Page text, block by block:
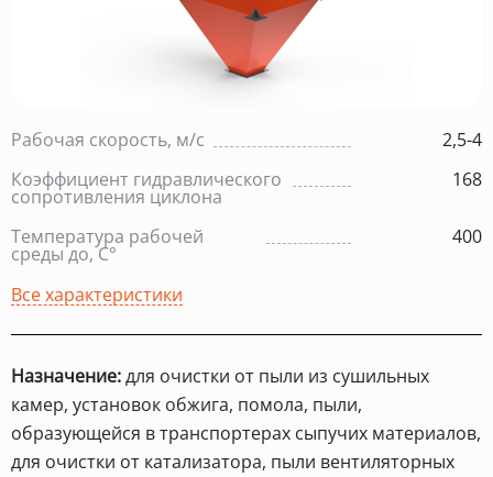
Рабочая скорость, м/с
2,5-4
Коэффициент гидравлического
сопротивления циклона
168
Температура рабочей
среды до, С°
400
Все характеристики
Назначение:для очистки от пыли из сушильных
камер, установок обжига, помола, пыли,
образующейся в транспортерах сыпучих материалов,
для очистки от катализатора, пыли вентиляторных